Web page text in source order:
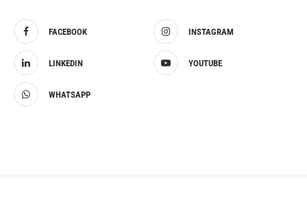
FACEBOOK INSTAGRAM
LINKEDIN YOUTUBE
WHATSAPP